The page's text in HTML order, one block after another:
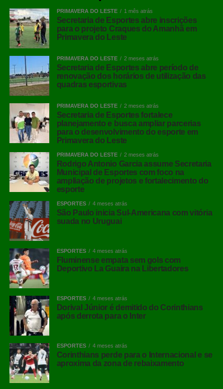
PRIMAVERA DO LESTE 1 mês atrás
Secretaria de Esportes abre inscrições
para o projeto Craques do Amanhã em
Primavera do Leste
PRIMAVERA DO LESTE 2 meses atrás
Secretaria de Esportes abre período de
renovação dos horários de utilização das
quadras esportivas
PRIMAVERA DO LESTE 2 meses atrás
Secretaria de Esportes fortalece
planejamento e busca ampliar parcerias
para o desenvolvimento do esporte em
Primavera do Leste
PRIMAVERA DO LESTE 2 meses atrás
Rodrigo Antonio Garcia assume Secretaria
Municipal de Esportes com foco na
ampliação de projetos e fortalecimento do
esporte
ESPORTES 4 meses atrás
São Paulo inicia Sul-Americana com vitória
suada no Uruguai
ESPORTES 4 meses atrás
Fluminense empata sem gols com
Deportivo La Guaira na Libertadores
ESPORTES 4 meses atrás
Dorival Júnior é demitido do Corinthians
após derrota para o Inter
ESPORTES 4 meses atrás
Corinthians perde para o Internacional e se
aproxima da zona de rebaixamento